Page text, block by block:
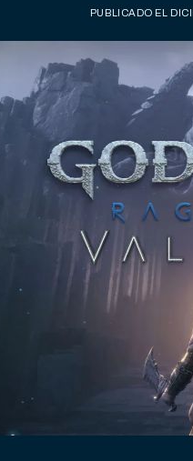
PUBLICADO EL